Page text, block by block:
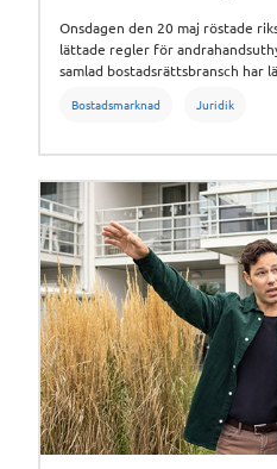
Onsdagen den 20 maj röstade
lättade regler för
samlad bostadsrättsbransch har
Bostadsmarknad Juridik